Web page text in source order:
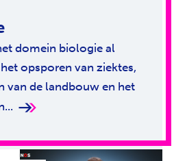
domein biologie al
opsporen van ziektes,
van de landbouw en het